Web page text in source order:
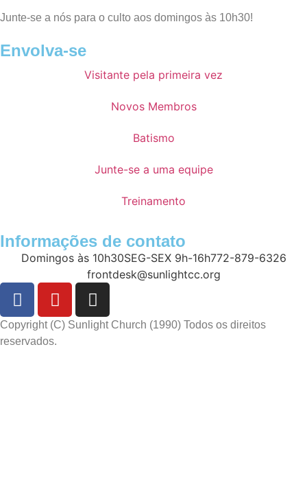
Junte-se a nós para o culto aos domingos às 10h30!
Envolva-se
Visitante pela primeira vez
Novos Membros
Batismo
Junte-se a uma equipe
Treinamento
Informações de contato
Domingos às 10h30SEG-SEX 9h-16h772-879-6326
frontdesk@sunlightcc.org
Copyright (C) Sunlight Church (1990) Todos os direitos
reservados.